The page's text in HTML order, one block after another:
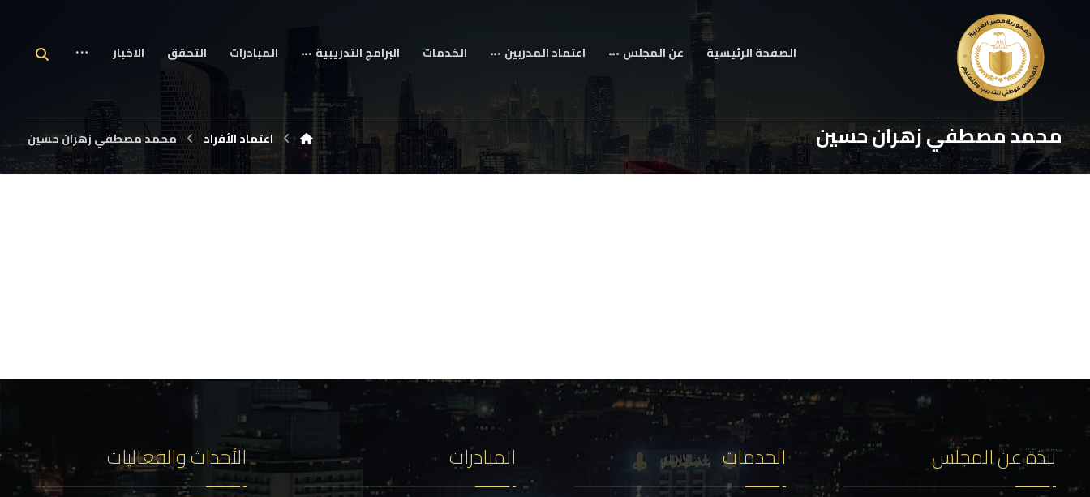
الصفحة الرئيسية عن المجلس اعتماد المدربين الخدمات البرامج التدريبية المبادرات التحقق الاخبار
محمد مصطفي زهران حسين اعتماد الأفراد محمد مصطفي زهران حسين
نبذة عن المجلس الخدمات المبادرات الأحداث والفعاليات